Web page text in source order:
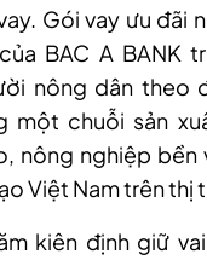
Gói vay ưu đãi
BAC A BANK
nông dân theo
một chuỗi sản
nông nghiệp bền
Việt Nam trên
kiên định giữ